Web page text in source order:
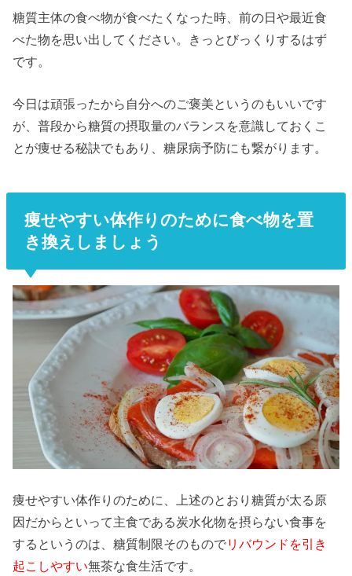
糖質主体の食べ物が食べたくなった時、前の日や最近食
べた物を思い出してください。きっとびっくりするはず
です。
今日は頑張ったから自分へのご褒美というのもいいです
が、普段から糖質の摂取量のバランスを意識しておくこ
とが痩せる秘訣でもあり、糖尿病予防にも繋がります。
痩せやすい体作りのために食べ物を置
き換えしましょう
痩せやすい体作りのために、上述のとおり糖質が太る原
因だからといって主食である炭水化物を摂らない食事を
するというのは、糖質制限そのものでリバウンドを引き
起こしやすい無茶な食生活です。